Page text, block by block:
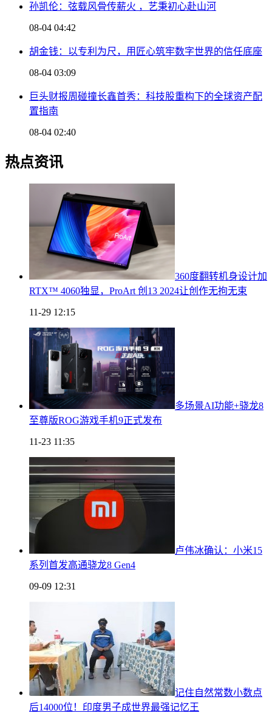
孙凯伦：弦载风骨传薪火 ，艺秉初心赴山河
08-04 04:42
胡金钱：以专利为尺，用匠心筑牢数字世界的信任底座
08-04 03:09
巨头财报周碰撞长鑫首秀：科技股重构下的全球资产配
置指南
08-04 02:40
热点资讯
360度翻转机身设计加
RTX™ 4060独显，ProArt 创13 2024让创作无拘无束
11-29 12:15
多场景AI功能+骁龙8
至尊版ROG游戏手机9正式发布
11-23 11:35
卢伟冰确认：小米15
系列首发高通骁龙8 Gen4
09-09 12:31
记住自然常数小数点
后14000位！印度男子成世界最强记忆王